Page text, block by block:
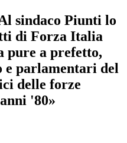
sindaco Piunti lo
di Forza Italia
pure a prefetto,
parlamentari del
delle forze
'80»